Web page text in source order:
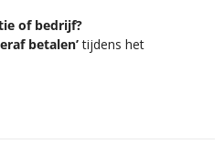
of bedrijf?
betalen’tijdens het